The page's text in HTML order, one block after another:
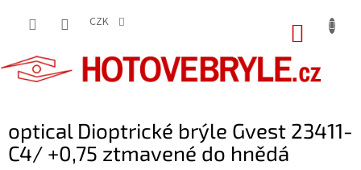
CZK
optical Dioptrické brýle Gvest 23411-
C4/ +0,75 ztmavené do hnědá